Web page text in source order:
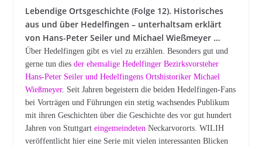
Lebendige Ortsgeschichte (Folge 12). Historisches
aus und über Hedelfingen – unterhaltsam erklärt
von Hans-Peter Seiler und Michael Wießmeyer …
Über Hedelfingen gibt es viel zu erzählen. Besonders gut und
gerne tun dies der ehemalige Hedelfinger Bezirksvorsteher
Hans-Peter Seiler und Hedelfingens Ortshistoriker Michael
Wießmeyer. Seit Jahren begeistern die beiden Hedelfingen-Fans
bei Vorträgen und Führungen ein stetig wachsendes Publikum
mit ihren Geschichten über die Geschichte des vor gut hundert
Jahren von Stuttgart eingemeindetenNeckarvororts. WILIH
veröffentlicht hier eine Serie mit vielen interessanten Blicken